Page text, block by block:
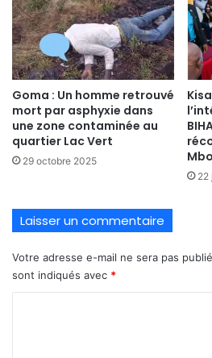
Goma : Un homme retrouvé
mort par asphyxie dans
une zone contaminée au
quartier Lac Vert
29 octobre 2025
22
Laisser un commentaire
Votre adresse e-mail ne sera pas
sont indiqués avec *